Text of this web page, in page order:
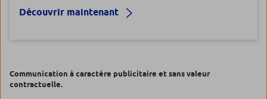
Découvrir maintenant
Communication à caractère publicitaire et sans valeur
contractuelle.